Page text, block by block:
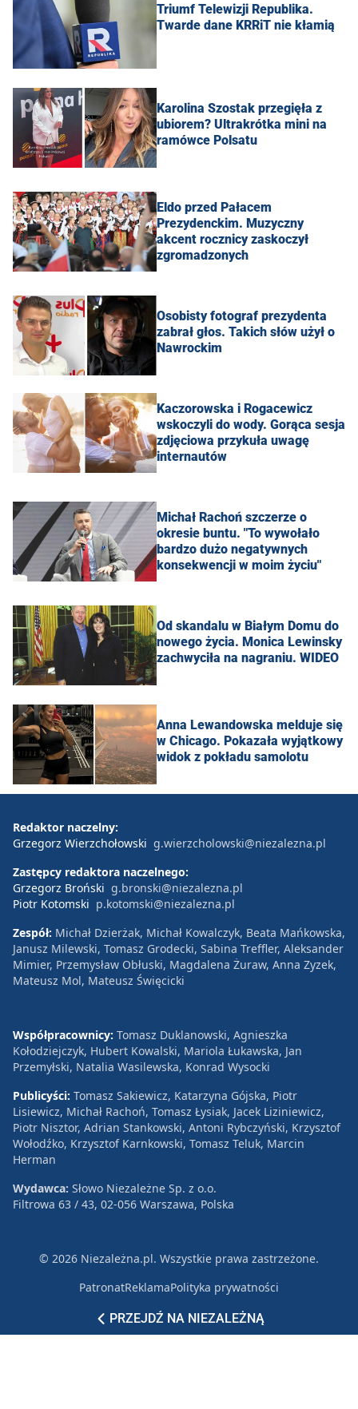
Triumf Telewizji Republika.
Twarde dane KRRiT nie kłamią
Karolina Szostak przegięła z
ubiorem? Ultrakrótka mini na
ramówce Polsatu
Eldo przed Pałacem
Prezydenckim. Muzyczny
akcent rocznicy zaskoczył
zgromadzonych
Osobisty fotograf prezydenta
zabrał głos. Takich słów użył o
Nawrockim
Kaczorowska i Rogacewicz
wskoczyli do wody. Gorąca sesja
zdjęciowa przykuła uwagę
internautów
Michał Rachoń szczerze o
okresie buntu. "To wywołało
bardzo dużo negatywnych
konsekwencji w moim życiu"
Od skandalu w Białym Domu do
nowego życia. Monica Lewinsky
zachwyciła na nagraniu. WIDEO
Anna Lewandowska melduje się
w Chicago. Pokazała wyjątkowy
widok z pokładu samolotu
PRZEJDŹ NA NIEZALEŻNĄ
Redaktor naczelny:
Grzegorz Wierzchołowski g.wierzcholowski@niezalezna.pl
Zastępcy redaktora naczelnego:
Grzegorz Broński g.bronski@niezalezna.pl
Piotr Kotomski p.kotomski@niezalezna.pl
Zespół: Michał Dzierżak, Michał Kowalczyk, Beata Mańkowska,
Janusz Milewski, Tomasz Grodecki, Sabina Treffler, Aleksander
Mimier, Przemysław Obłuski, Magdalena Żuraw, Anna Zyzek,
Mateusz Mol, Mateusz Święcicki
Współpracownicy: Tomasz Duklanowski, Agnieszka
Kołodziejczyk, Hubert Kowalski, Mariola Łukawska, Jan
Przemyłski, Natalia Wasilewska, Konrad Wysocki
Publicyści: Tomasz Sakiewicz, Katarzyna Gójska, Piotr
Lisiewicz, Michał Rachoń, Tomasz Łysiak, Jacek Liziniewicz,
Piotr Nisztor, Adrian Stankowski, Antoni Rybczyński, Krzysztof
Wołodźko, Krzysztof Karnkowski, Tomasz Teluk, Marcin
Herman
Wydawca: Słowo Niezależne Sp. z o.o.
Filtrowa 63 / 43, 02-056 Warszawa, Polska
© 2026 Niezależna.pl. Wszystkie prawa zastrzeżone.
PatronatReklamaPolityka prywatności